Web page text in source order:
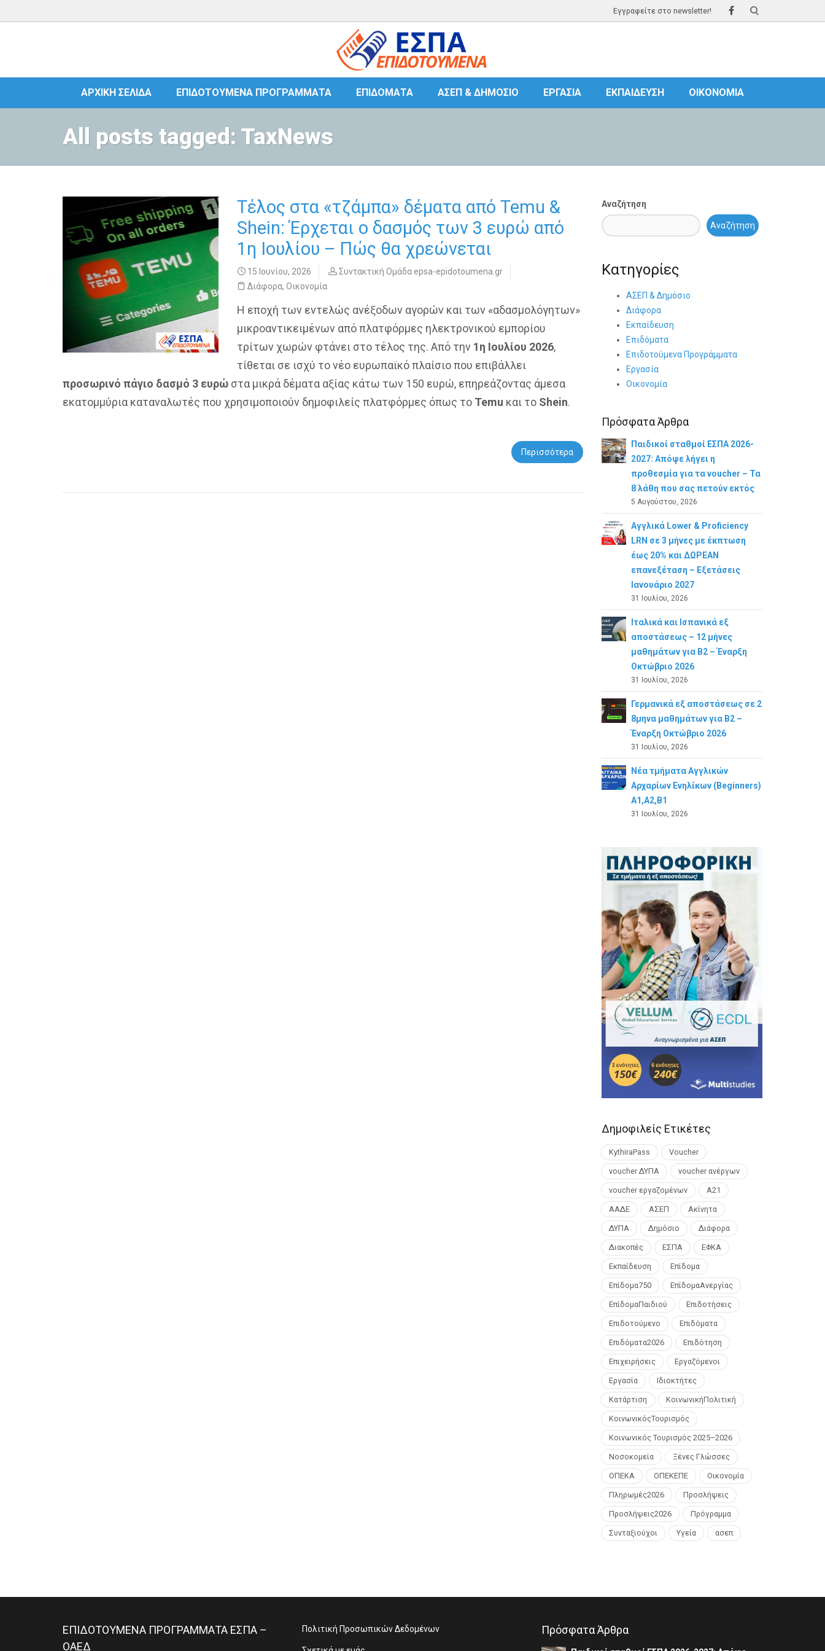
Εγγραφείτε στο newsletter!
ΑΡΧΙΚΉ ΣΕΛΊΔΑ ΕΠΙΔΟΤΟΎΜΕΝΑ ΠΡΟΓΡΆΜΜΑΤΑ ΕΠΙΔΌΜΑΤΑ ΑΣΕΠ & ΔΗΜΌΣΙΟ ΕΡΓΑΣΊΑ ΕΚΠΑΊΔΕΥΣΗ ΟΙΚΟΝΟΜΊΑ
All posts tagged: TaxNews
Τέλος στα «τζάμπα» δέματα από Temu &
Shein: Έρχεται ο δασμός των 3 ευρώ από
1η Ιουλίου – Πώς θα χρεώνεται
15 Ιουνίου, 2026
Συντακτική Ομάδα epsa-epidotoumena.gr
Διάφορα,Οικονομία
Η εποχή των εντελώς ανέξοδων αγορών και των «αδασμολόγητων»
μικροαντικειμένων από πλατφόρμες ηλεκτρονικού εμπορίου
τρίτων χωρών φτάνει στο τέλος της. Από την 1η Ιουλίου 2026,
τίθεται σε ισχύ το νέο ευρωπαϊκό πλαίσιο που επιβάλλει
προσωρινό πάγιο δασμό 3 ευρώ στα μικρά δέματα αξίας κάτω των 150 ευρώ, επηρεάζοντας άμεσα
εκατομμύρια καταναλωτές που χρησιμοποιούν δημοφιλείς πλατφόρμες όπως το Temu και το Shein.
Περισσότερα
Αναζήτηση
Αναζήτηση
Κατηγορίες
ΑΣΕΠ & Δημόσιο
Διάφορα
Εκπαίδευση
Επιδόματα
Επιδοτούμενα Προγράμματα
Εργασία
Οικονομία
Πρόσφατα Άρθρα
Παιδικοί σταθμοί ΕΣΠΑ 2026-
2027: Απόψε λήγει η
προθεσμία για τα voucher – Τα
8 λάθη που σας πετούν εκτός
5 Αυγούστου, 2026
Αγγλικά Lower & Proficiency
LRN σε 3 μήνες με έκπτωση
έως 20% και ΔΩΡΕΑΝ
επανεξέταση – Εξετάσεις
Ιανουάριο 2027
31 Ιουλίου, 2026
Ιταλικά και Ισπανικά εξ
αποστάσεως – 12 μήνες
μαθημάτων για B2 – Έναρξη
Οκτώβριο 2026
31 Ιουλίου, 2026
Γερμανικά εξ αποστάσεως σε 2
8μηνα μαθημάτων για Β2 –
Έναρξη Οκτώβριο 2026
31 Ιουλίου, 2026
Νέα τμήματα Αγγλικών
Αρχαρίων Ενηλίκων (Beginners)
A1,A2,B1
31 Ιουλίου, 2026
Δημοφιλείς Ετικέτες
KythiraPass Voucher
voucher ΔΥΠΑ voucher ανέργων
voucher εργαζομένων Α21
ΑΑΔΕ ΑΣΕΠ Ακίνητα
ΔΥΠΑ Δημόσιο Διάφορα
Διακοπές ΕΣΠΑ ΕΦΚΑ
Εκπαίδευση Επίδομα
Επίδομα750 ΕπίδομαΑνεργίας
ΕπίδομαΠαιδιού Επιδοτήσεις
Επιδοτούμενο Επιδόματα
Επιδόματα2026 Επιδότηση
Επιχειρήσεις Εργαζόμενοι
Εργασία Ιδιοκτήτες
Κατάρτιση ΚοινωνικήΠολιτική
ΚοινωνικόςΤουρισμός
Κοινωνικός Τουρισμός 2025–2026
Νοσοκομεία Ξένες Γλώσσες
ΟΠΕΚΑ ΟΠΕΚΕΠΕ Οικονομία
Πληρωμές2026 Προσλήψεις
Προσλήψεις2026 Πρόγραμμα
Συνταξιούχοι Υγεία ασεπ
ΕΠΙΔΟΤΟΥΜΕΝΑ ΠΡΟΓΡΑΜΜΑΤΑ ΕΣΠΑ –
ΟΑΕΔ
Πολιτική Προσωπικών Δεδομένων Πρόσφατα Άρθρα